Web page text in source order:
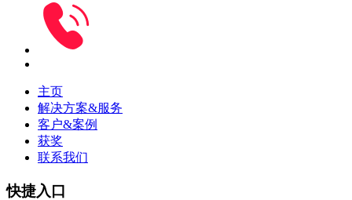
主页
解决方案&服务
客户&案例
获奖
联系我们
快捷入口